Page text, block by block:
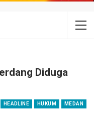
Diduga
HEADLINE HUKUM MEDAN